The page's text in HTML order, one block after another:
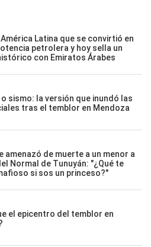
América Latina que se convirtió en
petrolera y hoy sella un
con Emiratos Árabes
o sismo: la versión que inundó las
tras el temblor en Mendoza
amenazó de muerte a un menor a
Normal de Tunuyán: "¿Qué te
si sos un princeso?"
el epicentro del temblor en